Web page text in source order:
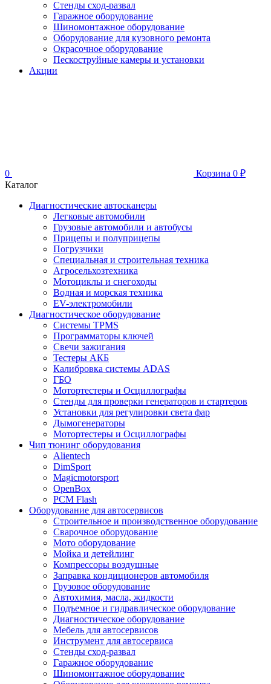
Стенды сход-развал
Гаражное оборудование
Шиномонтажное оборудование
Оборудование для кузовного ремонта
Окрасочное оборудование
Пескоструйные камеры и установки
Акции
0 Корзина 0 ₽
Каталог
Диагностические автосканеры
Легковые автомобили
Грузовые автомобили и автобусы
Прицепы и полуприцепы
Погрузчики
Специальная и строительная техника
Агросельхозтехника
Мотоциклы и снегоходы
Водная и морская техника
EV-электромобили
Диагностическое оборудование
Системы TPMS
Программаторы ключей
Свечи зажигания
Тестеры АКБ
Калибровка системы ADAS
ГБО
Мотортестеры и Осциллографы
Стенды для проверки генераторов и стартеров
Установки для регулировки света фар
Дымогенераторы
Мотортестеры и Осциллографы
Чип тюнинг оборудования
Alientech
DimSport
Magicmotorsport
OpenBox
PCM Flash
Оборудование для автосервисов
Строительное и производственное оборудование
Сварочное оборудование
Мото оборудование
Мойка и детейлинг
Компрессоры воздушные
Заправка кондиционеров автомобиля
Грузовое оборудование
Автохимия, масла, жидкости
Подъемное и гидравлическое оборудование
Диагностическое оборудование
Мебель для автосервисов
Инструмент для автосервиса
Стенды сход-развал
Гаражное оборудование
Шиномонтажное оборудование